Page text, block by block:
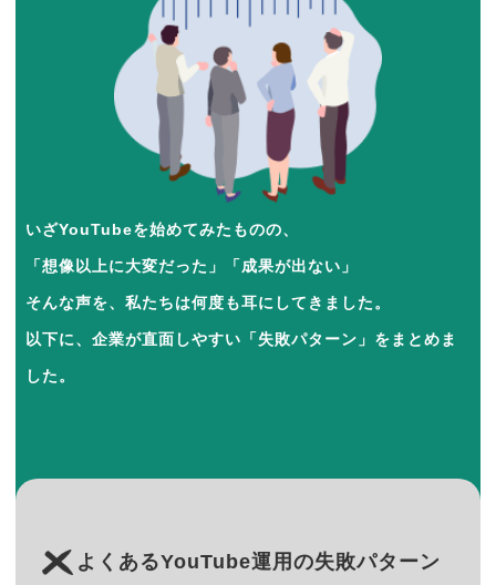
いざYouTubeを始めてみたものの、
「想像以上に大変だった」「成果が出ない」
そんな声を、私たちは何度も耳にしてきました。
以下に、企業が直面しやすい「失敗パターン」をまとめま
した。
よくあるYouTube運用の失敗パターン